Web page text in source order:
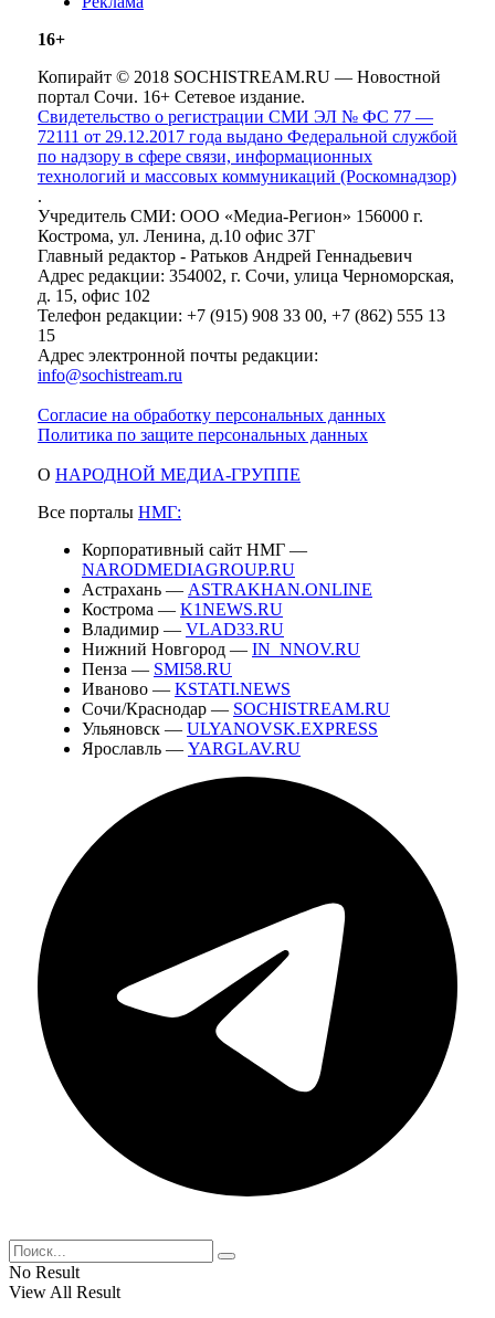
16+
Копирайт © 2018 SOCHISTREAM.RU — Новостной
портал Сочи. 16+ Сетевое издание.
Свидетельство о регистрации СМИ ЭЛ № ФС 77 —
72111 от 29.12.2017 года выдано Федеральной службой
по надзору в сфере связи, информационных
технологий и массовых коммуникаций (Роскомнадзор)
.
Учредитель СМИ: ООО «Медиа-Регион» 156000 г.
Кострома, ул. Ленина, д.10 офис 37Г
Главный редактор - Ратьков Андрей Геннадьевич
Адрес редакции: 354002, г. Сочи, улица Черноморская,
д. 15, офис 102
Телефон редакции: +7 (915) 908 33 00, +7 (862) 555 13
15
Адрес электронной почты редакции:
info@sochistream.ru
Согласие на обработку персональных данных
Политика по защите персональных данных
О НАРОДНОЙ МЕДИА-ГРУППЕ
Все порталы НМГ:
Корпоративный сайт НМГ —
NARODMEDIAGROUP.RU
Астрахань — ASTRAKHAN.ONLINE
Кострома — K1NEWS.RU
Владимир — VLAD33.RU
Нижний Новгород — IN_NNOV.RU
Пенза — SMI58.RU
Иваново — KSTATI.NEWS
Сочи/Краснодар — SOCHISTREAM.RU
Ульяновск — ULYANOVSK.EXPRESS
Ярославль — YARGLAV.RU
No Result
View All Result